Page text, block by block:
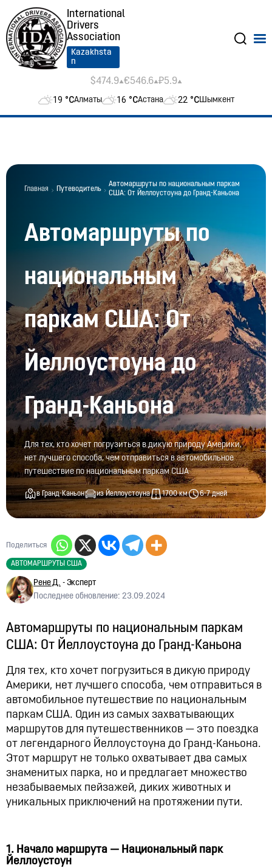
International
Drivers
Association
Kazakhsta
n
$474.9 €546.6 ₽5.9
19 °CАлматы 16 °CАстана 22 °CШымкент
Главная Путеводитель
Автомаршруты по национальным паркам
США: От Йеллоустоуна до Гранд-Каньона
Автомаршруты по
национальным
паркам США: От
Йеллоустоуна до
Гранд-Каньона
Для тех, кто хочет погрузиться в дикую природу Америки,
нет лучшего способа, чем отправиться в автомобильное
путешествие по национальным паркам США
в Гранд-Каньон из Йеллоустоуна 1700 км 6-7 дней
Поделиться
АВТОМАРШРУТЫ США
Рене Д. - Эксперт
Последнее обновление: 23.09.2024
Автомаршруты по национальным паркам
США: От Йеллоустоуна до Гранд-Каньона
Для тех, кто хочет погрузиться в дикую природу
Америки, нет лучшего способа, чем отправиться в
автомобильное путешествие по национальным
паркам США. Один из самых захватывающих
маршрутов для путешественников — это поездка
от легендарного Йеллоустоуна до Гранд-Каньона.
Этот маршрут не только охватывает два самых
знаменитых парка, но и предлагает множество
незабываемых пейзажей, диких животных и
уникальных приключений на протяжении пути.
1. Начало маршрута — Национальный парк
Йеллоустоун